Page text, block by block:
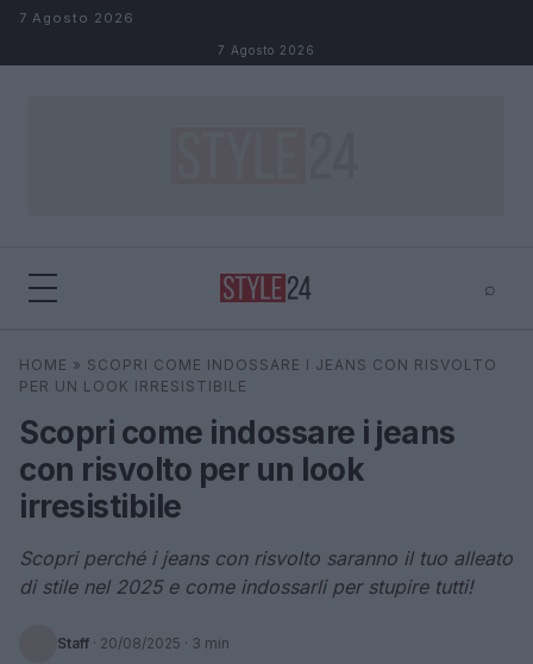
Salta al contenuto
7 Agosto 2026
7 Agosto 2026
⌕
Cerca ⌕ ×
HOME » SCOPRI COME INDOSSARE I JEANS CON RISVOLTO
PER UN LOOK IRRESISTIBILE
Scopri come indossare i jeans
con risvolto per un look
irresistibile
Scopri perché i jeans con risvolto saranno il tuo alleato
di stile nel 2025 e come indossarli per stupire tutti!
Staff · 20/08/2025 · 3 min